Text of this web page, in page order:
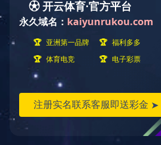
关于我们
当前位置： 关